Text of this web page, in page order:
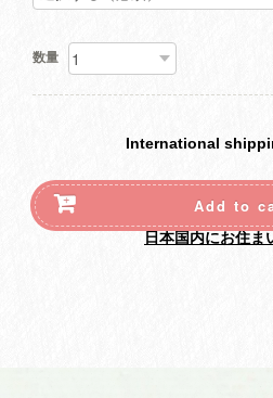
数量
International
Add to
日本国内にお住ま